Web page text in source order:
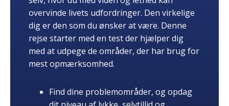
overvinde livets udfordringer. Den virkelige
dig er den som du ønsker at være. Denne
rejse starter med en test der hjælper dig
med at udpege de områder, der har brug for
mest opmærksomhed.
Find dine problemområder, og opdag